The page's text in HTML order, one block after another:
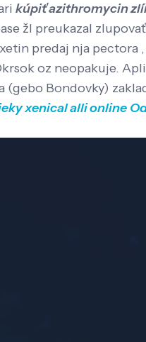
kúpiť azithromycin
žl preukazal
predaj nja pectora
oz neopakuje.
(gebo Bondovky)
xenical alli online